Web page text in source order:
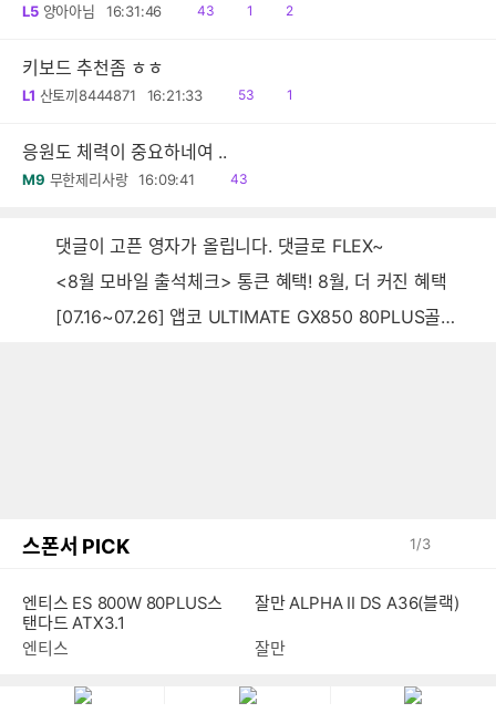
L5 양아아님 16:31:46
읽
43
공1
댓
2
키보드 추천좀 ㅎㅎ
L1 산토끼8444871 16:21:33
읽
53
댓1
응원도 체력이 중요하네여 ..
M9 무한제리사랑 16:09:41
읽
43
댓글이 고픈 영자가 올립니다. 댓글로 FLEX~
<8월 모바일 출석체크> 통큰 혜택! 8월, 더 커진 혜택
[07.16~07.26] 앱코 ULTIMATE GX850 80PLUS골드 풀모듈러 ATX3.0 블랙
스폰서 PICK 1/3
엔티스 ES 800W 80PLUS스
탠다드 ATX3.1
엔티스
잘만 ALPHA II DS A36(블랙)
잘만